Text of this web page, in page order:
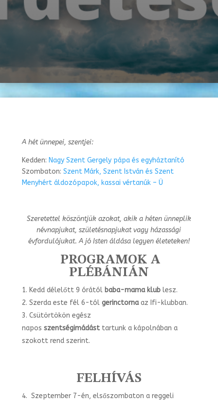
A hét ünnepei, szentjei:
Kedden: Nagy Szent Gergely pápa és egyháztanító
Szombaton: Szent Márk, Szent István és Szent
Menyhért áldozópapok, kassai vértanúk – Ü
Szeretettel köszöntjük azokat, akik a héten ünneplik
névnapjukat, születésnapjukat vagyházassági
évfordulójukat. A jó Isten áldása legyen életeteken!
PROGRAMOK A
PLÉBÁNIÁN
Kedd délelőtt 9 órától baba-mama klublesz.
Szerda este fél 6-tól gerinctornaaz Ifi-klubban.
Csütörtökön egész
napos szentségimádásttartunk a kápolnában a
szokott rend szerint.
FELHÍVÁS
Szeptember 7-én, elsőszombaton a reggeli